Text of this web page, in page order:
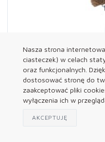
Nasza strona
ciasteczek) w celach
oraz funkcjonalnych.
dostosować stronę do
zaakceptować pliki
wyłączenia ich w
AKCEPTUJĘ
LEWI Szczotka